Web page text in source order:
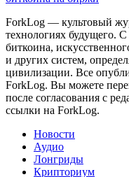
ForkLog — культовый
технологиях будущего.
биткоина,
и других систем,
цивилизации. Все
ForkLog. Вы можете
после согласования с
ссылки на ForkLog.
Новости
Аудио
Лонгриды
Крипториум